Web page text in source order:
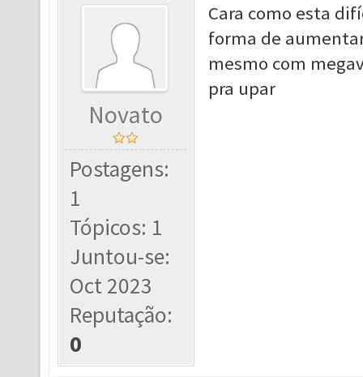
Novato
Postagens:
1
Tópicos: 1
Juntou-se:
Oct 2023
Reputação:
0
Cara como esta
forma de
mesmo com
pra upar